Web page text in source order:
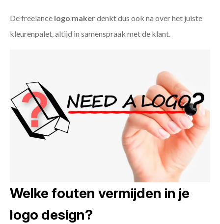
De freelance logo makerdenkt dus ook na over het juiste
kleurenpalet, altijd in samenspraak met de klant.
Welke fouten vermijden in je
logo design?